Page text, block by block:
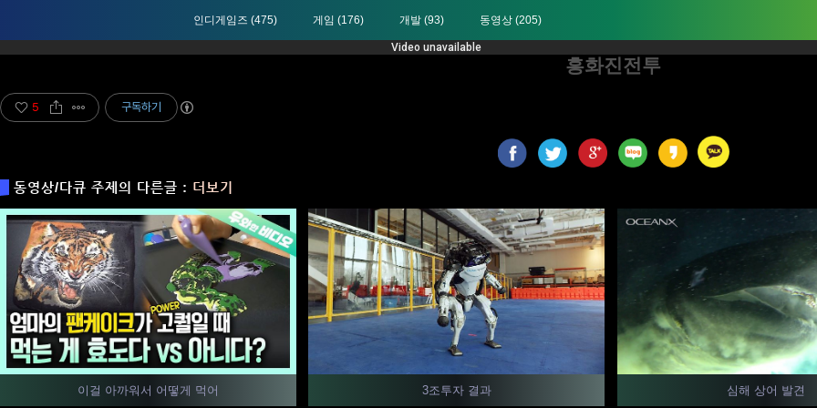
인디게임즈 (475) 게임 (176) 개발 (93) 동영상 (205)
흥화진전투
5 구독하기
동영상/다큐 주제의 다른글 : 더보기
이걸 아까워서 어떻게 먹어 3조투자 결과 심해 상어 발견